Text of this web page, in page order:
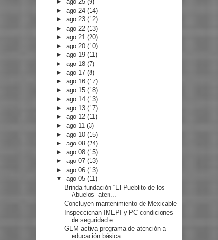
►ago 25(9)
►ago 24(14)
►ago 23(12)
►ago 22(13)
►ago 21(20)
►ago 20(10)
►ago 19(11)
►ago 18(7)
►ago 17(8)
►ago 16(17)
►ago 15(18)
►ago 14(13)
►ago 13(17)
►ago 12(11)
►ago 11(3)
►ago 10(15)
►ago 09(24)
►ago 08(15)
►ago 07(13)
►ago 06(13)
▼ago 05(11)
Brinda fundación “El Pueblito de los
Abuelos” aten...
Concluyen mantenimiento de Mexicable
Inspeccionan IMEPI y PC condiciones
de seguridad e...
GEM activa programa de atención a
educación básica